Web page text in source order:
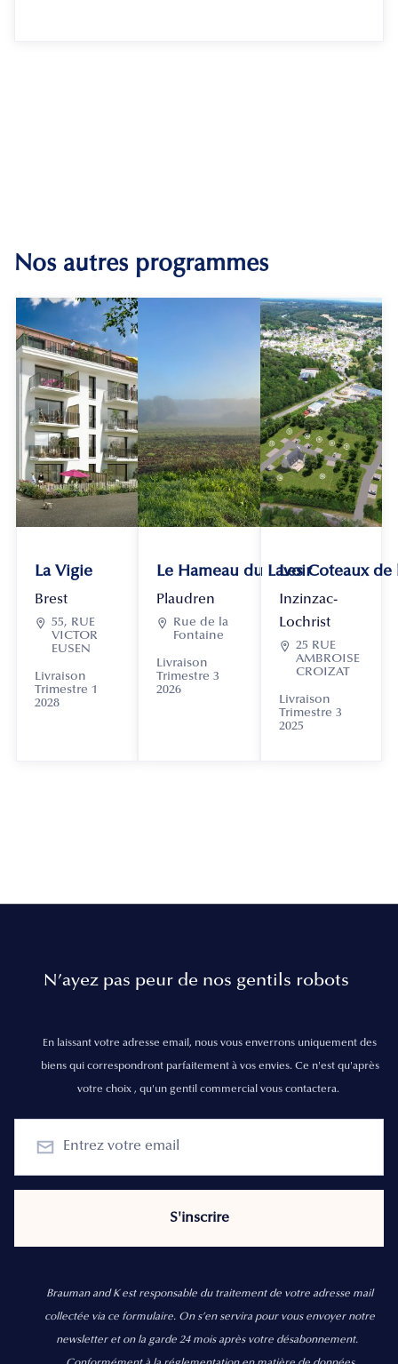
Nos autres programmes
La Vigie
Brest
 55, RUE
VICTOR
EUSEN
Livraison
Trimestre 1
2028
Le Hameau du Lavoir
Plaudren

Rue de la
Fontaine
Livraison
Trimestre 3
2026
Les Coteaux
Inzinzac-
Lochrist
 25 RUE
AMBROISE
CROIZAT
Livraison
Trimestre 3
2025
N’ayez pas peur de nos gentils robots
En laissant votre adresse email, nous vous enverrons uniquement des
biens qui correspondront parfaitement à vos envies. Ce n'est qu'après
votre choix , qu'un gentil commercial vous contactera.
Brauman and K est responsable du traitement de votre adresse mail
collectée via ce formulaire. On s’en servira pour vous envoyer notre
newsletter et on la garde 24 mois après votre désabonnement.